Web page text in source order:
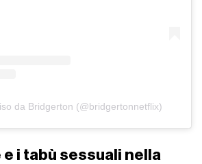
da Bridgerton (@bridgertonnetflix)
e i tabù sessuali nella